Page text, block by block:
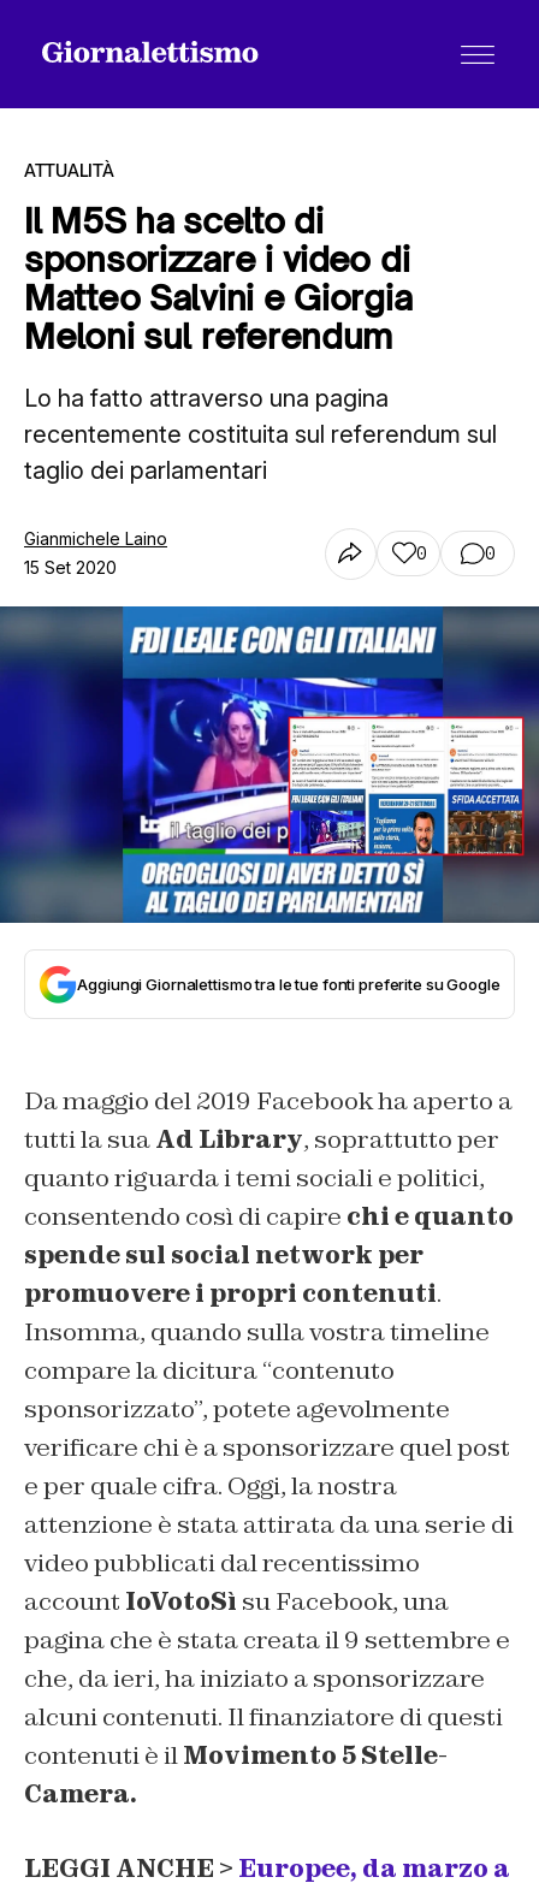
Tutti gli articoli
Contatti
ATTUALITÀ
Il M5S ha scelto di
sponsorizzare i video di
Matteo Salvini e Giorgia
Meloni sul referendum
Lo ha fatto attraverso una pagina
recentemente costituita sul referendum sul
taglio dei parlamentari
Gianmichele Laino
15 Set 2020
0 0
Aggiungi Giornalettismo tra le tue fonti preferite su Google
Da maggio del 2019 Facebook ha aperto a
tutti la suaAd Library, soprattutto per
quanto riguarda i temi sociali e politici,
consentendo così di capire chi e quanto
spende sul social network per
promuovere i propri contenuti.
Insomma, quando sulla vostra timeline
compare la dicitura “contenuto
sponsorizzato”, potete agevolmente
verificare chi è a sponsorizzare quel post
e per quale cifra. Oggi, la nostra
attenzione è stata attirata da una serie di
video pubblicati dal recentissimo
account IoVotoSì su Facebook, una
pagina che è stata creata il 9 settembre e
che, da ieri, ha iniziato a sponsorizzare
alcuni contenuti. Il finanziatore di questi
contenuti è ilMovimento 5 Stelle-
Camera.
LEGGI ANCHE > Europee, da marzo a